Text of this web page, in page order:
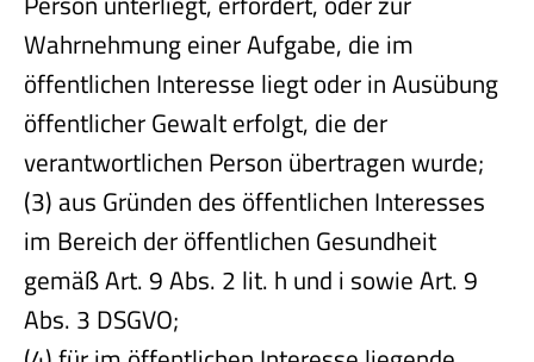
Wahrnehmung einer Aufgabe, die im
öffentlichen Interesse liegt oder in Ausübung
öffentlicher Gewalt erfolgt, die der
verantwortlichen Person übertragen wurde;
(3) aus Gründen des öffentlichen Interesses
im Bereich der öffentlichen Gesundheit
gemäß Art. 9 Abs. 2 lit. h und i sowie Art. 9
Abs. 3 DSGVO;